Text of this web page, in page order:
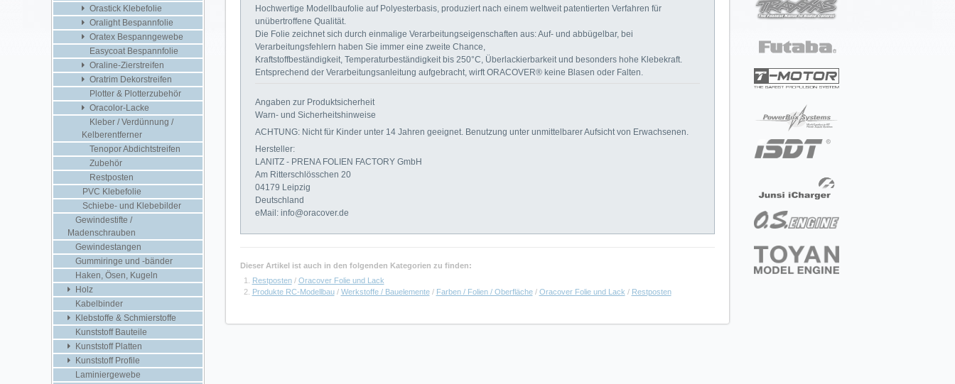
Hochwertige Modellbaufolie auf Polyesterbasis, produziert nach einem weltweit patentierten Verfahren für
unübertroffene Qualität.
Die Folie zeichnet sich durch einmalige Verarbeitungseigenschaften aus: Auf- und abbügelbar, bei
Verarbeitungsfehlern haben Sie immer eine zweite Chance,
Kraftstoffbeständigkeit, Temperaturbeständigkeit bis 250°C, Überlackierbarkeit und besonders hohe Klebekraft.
Entsprechend der Verarbeitungsanleitung aufgebracht, wirft ORACOVER® keine Blasen oder Falten.
Angaben zur Produktsicherheit
Warn- und Sicherheitshinweise
ACHTUNG: Nicht für Kinder unter 14 Jahren geeignet. Benutzung unter unmittelbarer Aufsicht von Erwachsenen.
Hersteller:
LANITZ - PRENA FOLIEN FACTORY GmbH
Am Ritterschlösschen 20
04179 Leipzig
Deutschland
eMail: info@oracover.de
Dieser Artikel ist auch in den folgenden Kategorien zu finden:
Restposten/ Oracover Folie und Lack
Produkte RC-Modellbau/ Werkstoffe / Bauelemente/ Farben / Folien / Oberfläche/ Oracover Folie und Lack / Restposten
Orastick Klebefolie
Oralight Bespannfolie
Oratex Bespanngewebe
Easycoat Bespannfolie
Oraline-Zierstreifen
Oratrim Dekorstreifen
Plotter & Plotterzubehör
Oracolor-Lacke
Kleber / Verdünnung /
Kelberentferner
Tenopor Abdichtstreifen
Zubehör
Restposten
PVC Klebefolie
Schiebe- und Klebebilder
Gewindestifte /
Madenschrauben
Gewindestangen
Gummiringe und -bänder
Haken, Ösen, Kugeln
Holz
Kabelbinder
Klebstoffe & Schmierstoffe
Kunststoff Bauteile
Kunststoff Platten
Kunststoff Profile
Laminiergewebe